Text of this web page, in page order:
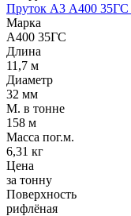
Пруток А3 А400
Марка
А400 35ГС
Длина
11,7 м
Диаметр
32 мм
М. в тонне
158 м
Масса пог.м.
6,31 кг
Цена
за тонну
Поверхность
рифлёная